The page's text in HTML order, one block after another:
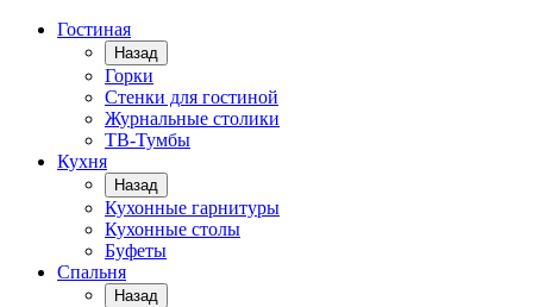
Гостиная
Назад
Горки
Стенки для гостиной
Журнальные столики
TВ-Тумбы
Кухня
Назад
Кухонные гарнитуры
Кухонные столы
Буфеты
Спальня
Назад